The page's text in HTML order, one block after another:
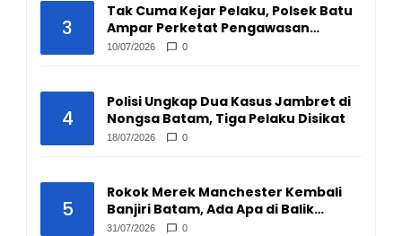
3
Tak Cuma Kejar Pelaku, Polsek Batu
Ampar Perketat Pengawasan
Pengepul Barang Bekas
10/07/2026 0
4
Polisi Ungkap Dua Kasus Jambret di
Nongsa Batam, Tiga Pelaku Disikat
18/07/2026 0
5
Rokok Merek Manchester Kembali
Banjiri Batam, Ada Apa di Balik
Peredarannya?
31/07/2026 0